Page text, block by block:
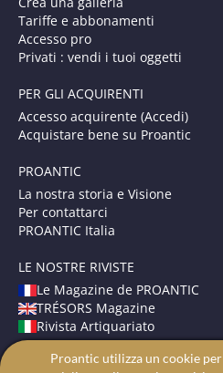
Tariffe e abbonamenti
Accesso pro
Privati : vendi i tuoi oggetti
PER GLI ACQUIRENTI
Accesso acquirente (Accedi)
Acquistare bene su Proantic
PROANTIC
La nostra storia e Visione
Per contattarci
PROANTIC Italia
LE NOSTRE RIVISTE
Le Magazine de PROANTIC
TRÉSORS Magazine
Rivista Artiquariato
TERMINI E CONDIZIONI
Proantic utilizza un cookie